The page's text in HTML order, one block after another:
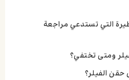
التي تستدعي مراجعة
ومتى تختفي؟
الفيلر؟